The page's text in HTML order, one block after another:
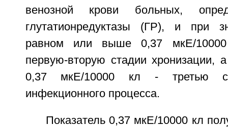
венозной крови больных,
глутатионредуктазы (ГР), и при
равном или выше 0,37 мкЕ/10000
первую-вторую стадии хронизации,
0,37 мкЕ/10000 кл - третью
инфекционного процесса.
Показатель 0,37 мкЕ/10000 кл